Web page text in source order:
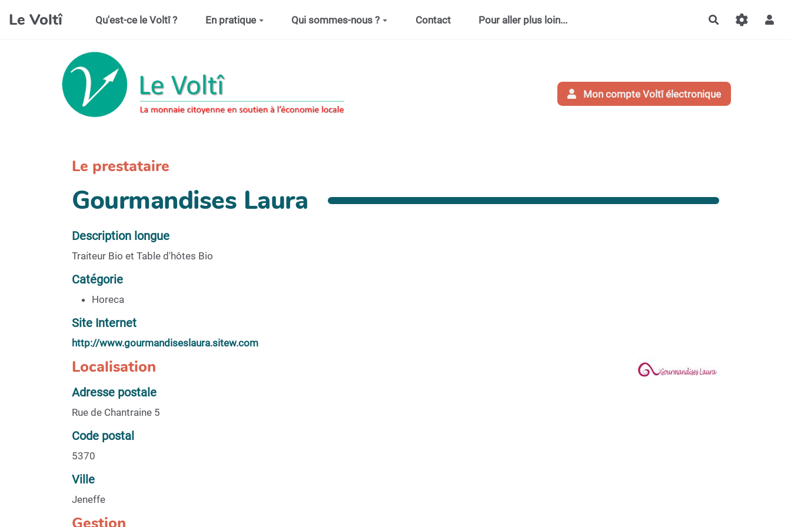
Aller au contenu principal
Le Voltî Qu'est-ce le Voltî ? En pratique Qui sommes-nous ? Contact Pour aller plus loin... Rechercher
Mon compte Voltî électronique
Le prestataire
Gourmandises Laura
Description longue
Traiteur Bio et Table d'hôtes Bio
Catégorie
Horeca
Site Internet
http://www.gourmandiseslaura.sitew.com
Localisation
Adresse postale
Rue de Chantraine 5
Code postal
5370
Ville
Jeneffe
Gestion